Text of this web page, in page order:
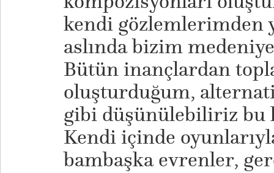
kendi gözlemlerimden
aslında bizim
Bütün inançlardan
oluşturduğum,
gibi düşünülebiliriz bu
Kendi içinde
bambaşka evrenler,